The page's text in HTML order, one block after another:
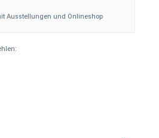
Ausstellungen und Onlineshop